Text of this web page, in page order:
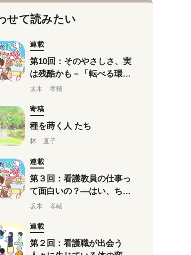
せて読みたい
連載
第10回：そのやさしさ、実
は残酷かも－「転べる環
境」と本当のやさしさにつ
坂木 孝輔
寄稿
種を蒔く人 たち
林 直子
連載
第３回：看護教員の仕事っ
て面白いの？―はい、ちょ
っとわかってきました。
坂木 孝輔
連載
第２回：看護職が出会う